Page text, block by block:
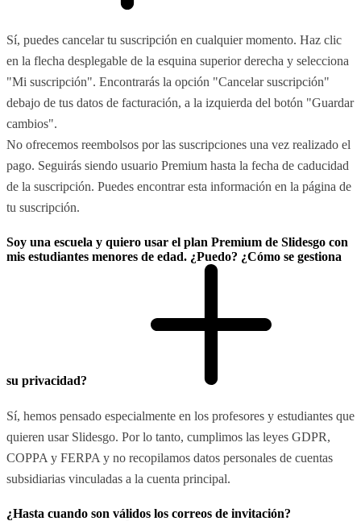
Sí, puedes cancelar tu suscripción en cualquier momento. Haz clic
en la flecha desplegable de la esquina superior derecha y selecciona
"Mi suscripción". Encontrarás la opción "Cancelar suscripción"
debajo de tus datos de facturación, a la izquierda del botón "Guardar
cambios".
No ofrecemos reembolsos por las suscripciones una vez realizado el
pago. Seguirás siendo usuario Premium hasta la fecha de caducidad
de la suscripción. Puedes encontrar esta información en la página de
tu suscripción.
Soy una escuela y quiero usar el plan Premium de Slidesgo con
mis estudiantes menores de edad. ¿Puedo? ¿Cómo se gestiona
su privacidad?
Sí, hemos pensado especialmente en los profesores y estudiantes que
quieren usar Slidesgo. Por lo tanto, cumplimos las leyes GDPR,
COPPA y FERPA y no recopilamos datos personales de cuentas
subsidiarias vinculadas a la cuenta principal.
¿Hasta cuando son válidos los correos de invitación?